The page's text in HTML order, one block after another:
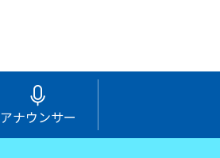
アナウンサー